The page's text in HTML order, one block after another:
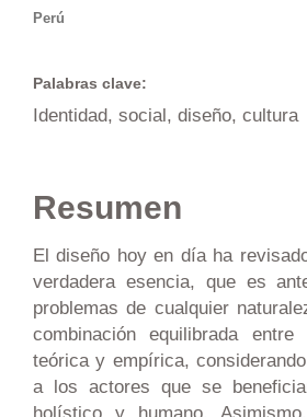
Perú
Palabras clave:
Identidad, social, diseño, cultura
Resumen
El diseño hoy en día ha
verdadera esencia, que es
problemas de cualquier
combinación equilibrada entre
teórica y empírica,
a los actores que se